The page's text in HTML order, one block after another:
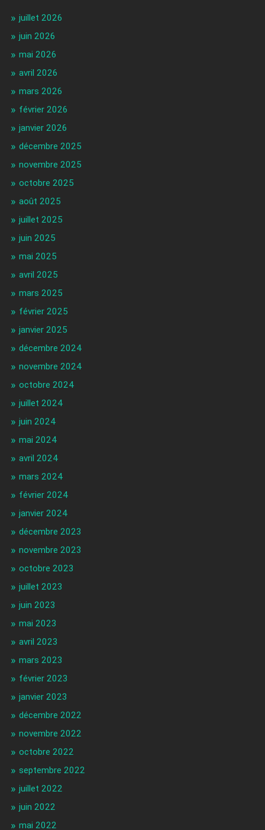
juillet 2026
juin 2026
mai 2026
avril 2026
mars 2026
février 2026
janvier 2026
décembre 2025
novembre 2025
octobre 2025
août 2025
juillet 2025
juin 2025
mai 2025
avril 2025
mars 2025
février 2025
janvier 2025
décembre 2024
novembre 2024
octobre 2024
juillet 2024
juin 2024
mai 2024
avril 2024
mars 2024
février 2024
janvier 2024
décembre 2023
novembre 2023
octobre 2023
juillet 2023
juin 2023
mai 2023
avril 2023
mars 2023
février 2023
janvier 2023
décembre 2022
novembre 2022
octobre 2022
septembre 2022
juillet 2022
juin 2022
mai 2022